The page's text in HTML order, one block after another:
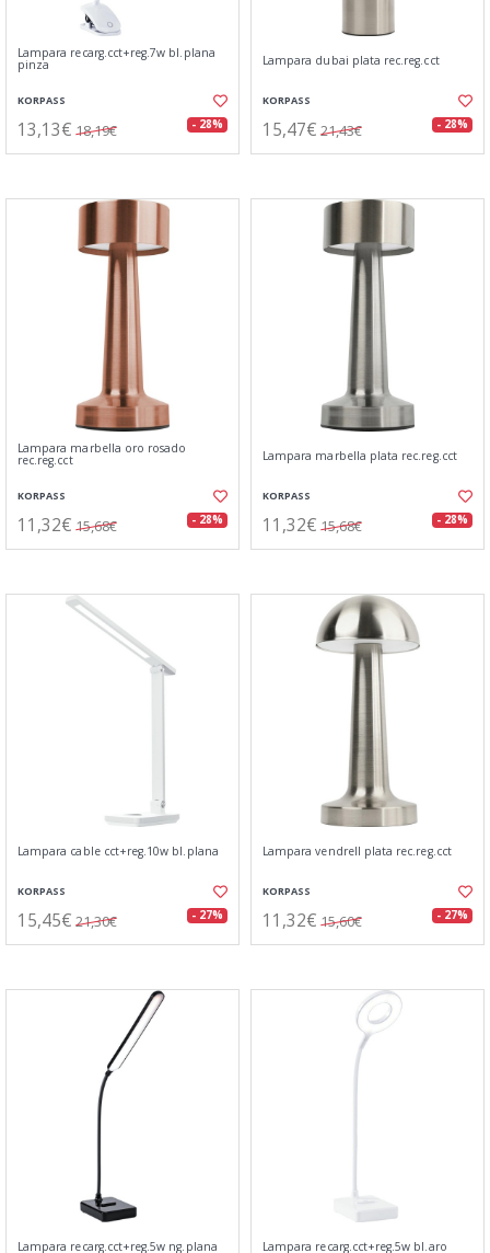
Lampara recarg.cct+reg.7w bl.plana
pinza
KORPASS
13,13€ 18,19€ - 28%
Lampara dubai plata rec.reg.cct
KORPASS
15,47€ 21,43€ - 28%
Lampara marbella oro rosado
rec.reg.cct
KORPASS
11,32€ 15,68€ - 28%
Lampara marbella plata rec.reg.cct
KORPASS
11,32€ 15,68€ - 28%
Lampara cable cct+reg.10w bl.plana
KORPASS
15,45€ 21,30€ - 27%
Lampara vendrell plata rec.reg.cct
KORPASS
11,32€ 15,60€ - 27%
Lampara recarg.cct+reg.5w ng.plana Lampara recarg.cct+reg.5w bl.aro